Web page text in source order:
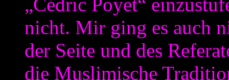
nicht. Mir ging es auch
der Seite und des
die Muslimische